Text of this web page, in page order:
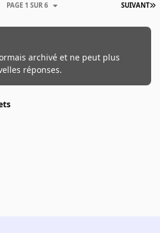
SUIVANT
PAGE 1 SUR 6
archivé et ne peut plus
réponses.